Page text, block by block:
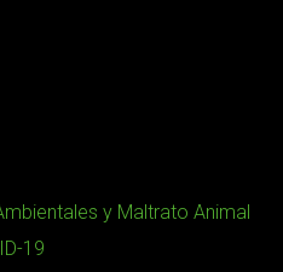
y Maltrato Animal
19